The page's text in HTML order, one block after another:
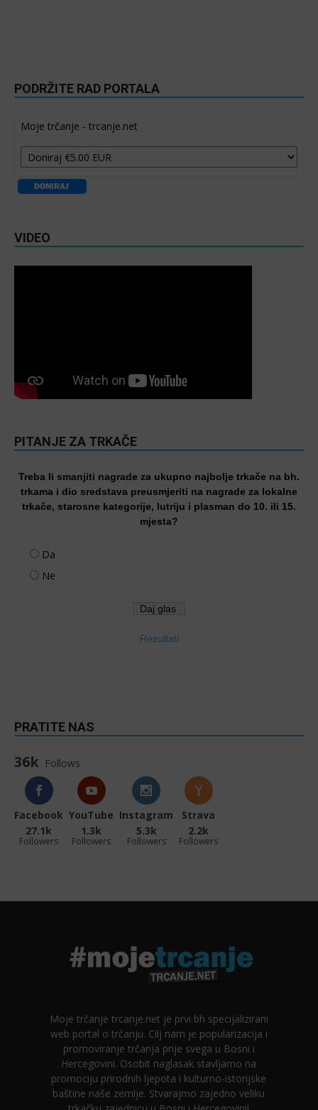
PODRŽITE RAD PORTALA
Moje trčanje - trcanje.net
VIDEO
PITANJE ZA TRKAČE
Treba li smanjiti nagrade za ukupno najbolje trkače na bh.
trkama i dio sredstava preusmjeriti na nagrade za lokalne
trkače, starosne kategorije, lutriju i plasman do 10. ili 15.
mjesta?
Da
Ne
Rezultati
PRATITE NAS
36k Follows
Facebook
27.1k
Followers
YouTube
1.3k
Followers
Instagram
5.3k
Followers
Strava
2.2k
Followers
Moje trčanje trcanje.net je prvi bh specijalizirani
web portal o trčanju. Cilj nam je popularizacija i
promoviranje trčanja prije svega u Bosni i
Hercegovini. Osobit naglasak stavljamo na
promociju prirodnih ljepota i kulturno-istorijske
baštine naše zemlje. Stvarajmo zajedno veliku